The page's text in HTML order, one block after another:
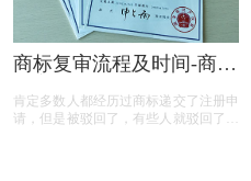
商标复审流程及时间-商标
肯定多数人都经历过商标递交了注册申
请，但是被驳回了，有些人就驳回了就